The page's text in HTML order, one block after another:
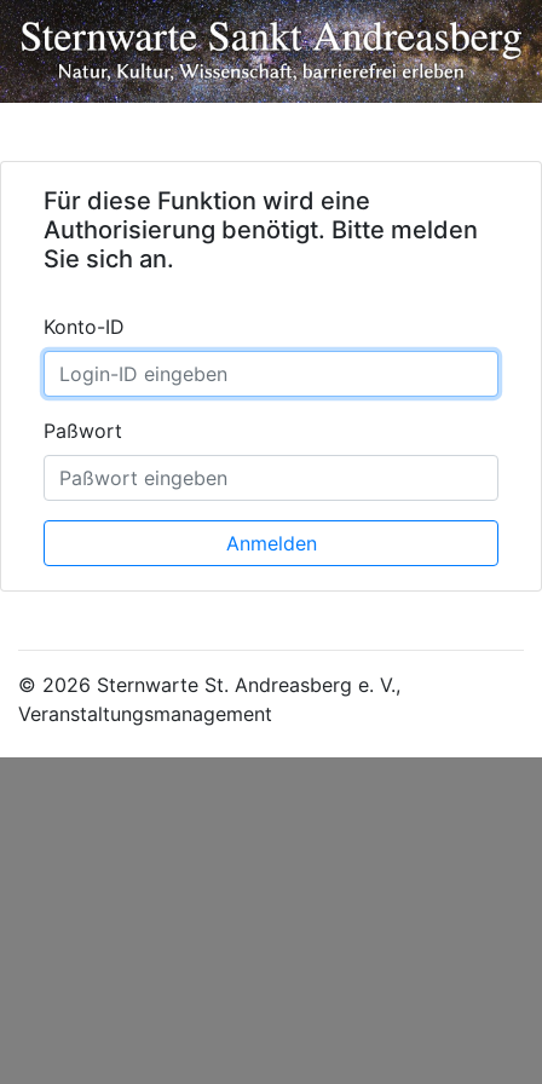
Für diese Funktion wird eine
Authorisierung benötigt. Bitte melden
Sie sich an.
Konto-ID
Paßwort
Anmelden
© 2026 Sternwarte St. Andreasberg e. V.,
Veranstaltungsmanagement